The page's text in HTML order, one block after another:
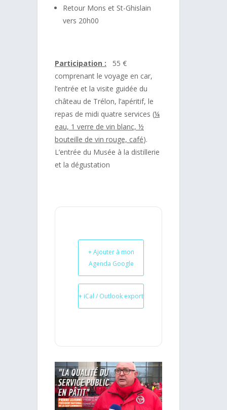
Retour Mons et St-Ghislain
vers 20h00
Participation : 55 €
comprenant le voyage en car,
l’entrée et la visite guidée du
château de Trélon, l’apéritif, le
repas de midi quatre services (¼
eau, 1 verre de vin blanc, ½
bouteille de vin rouge, café).
L’entrée du Musée à la distillerie
et la dégustation
+ Ajouter à mon
Agenda Google
+ iCal / Outlook export